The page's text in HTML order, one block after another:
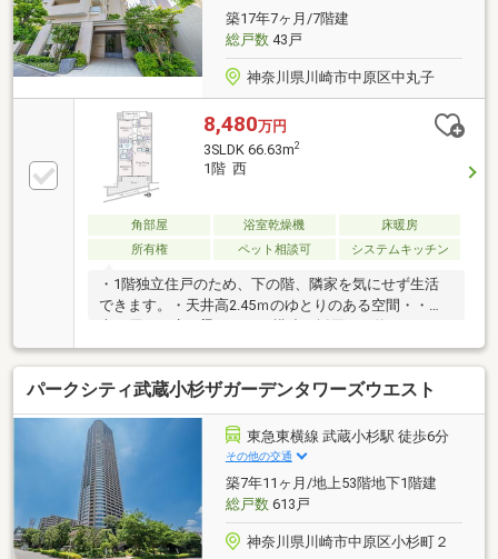
お気軽にお問い合わせください。
築17年7ヶ月/7階建
総戸数43戸
神奈川県川崎市中原区中丸子
8,480万円
3SLDK 66.63m2
1階 西
角部屋 浴室乾燥機
床暖房
所有権
ペット相談可 システムキッチン
・1階独立住戸のため、下の階、隣家を気にせず生活
できます。・天井高2.45ｍのゆとりのある空間・・採
イサッシがあり、光が差し込みます。・二重床、二重
天井構造設計・約0.5畳の納戸、床下収納、各居室に収
納がありお部屋がすっきり片付きます。・テラス面積
約18.11平米、水栓があるためお子様のユニフォーム等
の洗い物に便利です。・キッチンには便利な食洗機
付・LD部分には床暖房があり、空気を乾燥させず、お
部屋を温められます。・洋室3、リビング間の引き戸
を開放し、19.5帖のリビングダイニングキッチンとし
て使用できます
パークシティ武蔵小杉ザガーデンタワーズウエスト
東急東横線 武蔵小杉駅 徒歩6分
その他の交通
築7年11ヶ月/地上53階地下1階建
総戸数613戸
神奈川県川崎市中原区小杉町２